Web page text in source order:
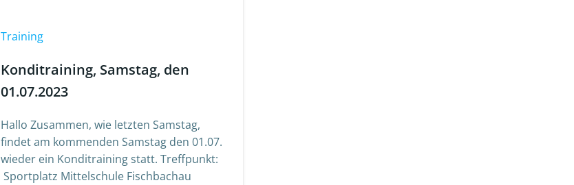
Training
Konditraining, Samstag, den
01.07.2023
Hallo Zusammen, wie letzten Samstag,
findet am kommenden Samstag den 01.07.
wieder ein Konditraining statt. Treffpunkt:
Sportplatz Mittelschule Fischbachau